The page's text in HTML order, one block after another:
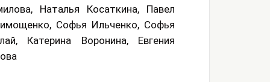
Наталья Косаткина, Павел
Софья Ильченко, Софья
Катерина Воронина, Евгения